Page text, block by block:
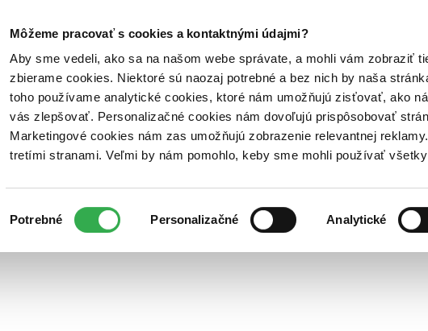
Môžeme pracovať s cookies a kontaktnými údajmi?
Aby sme vedeli, ako sa na našom webe správate, a mohli vám zobraziť
zbierame cookies. Niektoré sú naozaj potrebné a bez nich by naša
toho používame analytické cookies, ktoré nám umožňujú zisťovať, ako
vás zlepšovať. Personalizačné cookies nám dovoľujú prispôsobovať
Marketingové cookies nám zas umožňujú zobrazenie relevantnej
tretími stranami. Veľmi by nám pomohlo, keby sme mohli používať
súhlasu
Potrebné Personalizačné Analytické
Poukážky Kontakt